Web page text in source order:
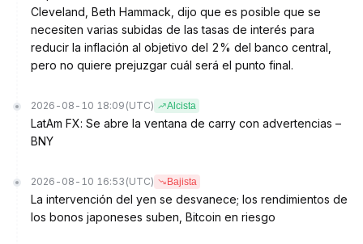
Cleveland, Beth Hammack, dijo que es posible que se
necesiten varias subidas de las tasas de interés para
reducir la inflación al objetivo del 2% del banco central,
pero no quiere prejuzgar cuál será el punto final.
2026-08-10 18:09 (UTC) Alcista
LatAm FX: Se abre la ventana de carry con advertencias –
BNY
2026-08-10 16:53 (UTC) Bajista
La intervención del yen se desvanece; los rendimientos de
los bonos japoneses suben, Bitcoin en riesgo